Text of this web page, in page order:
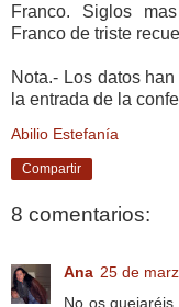
Franco. Siglos
Franco de triste
Nota.- Los datos
la entrada de la
Abilio Estefanía
Compartir
8 comentarios:
Ana 25 de
No os quejaréis